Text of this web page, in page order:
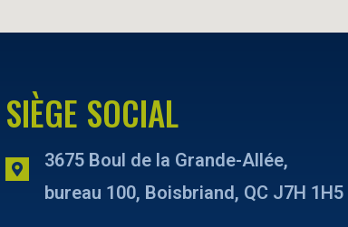
SIÈGE SOCIAL
3675 Boul de la Grande-Allée,
bureau 100, Boisbriand, QC J7H 1H5